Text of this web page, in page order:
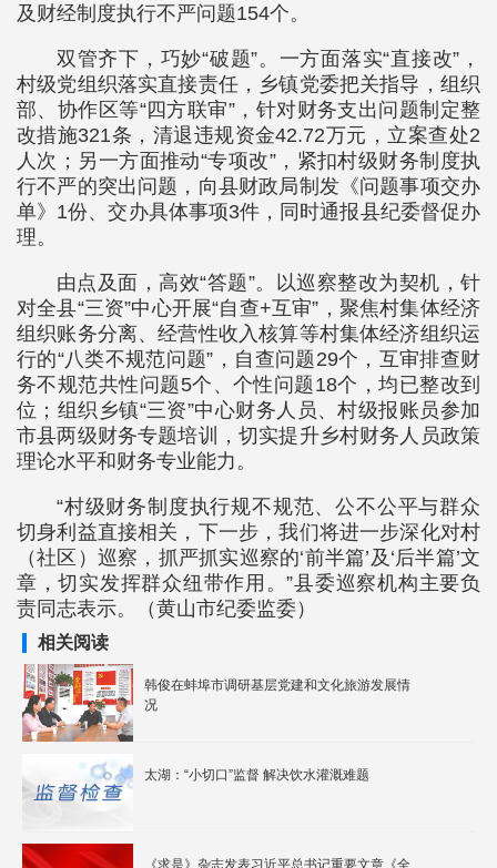
及财经制度执行不严问题154个。
双管齐下，巧妙“破题”。一方面落实“直接改”，
村级党组织落实直接责任，乡镇党委把关指导，组织
部、协作区等“四方联审”，针对财务支出问题制定整
改措施321条，清退违规资金42.72万元，立案查处2
人次；另一方面推动“专项改”，紧扣村级财务制度执
行不严的突出问题，向县财政局制发《问题事项交办
单》1份、交办具体事项3件，同时通报县纪委督促办
理。
由点及面，高效“答题”。以巡察整改为契机，针
对全县“三资”中心开展“自查+互审”，聚焦村集体经济
组织账务分离、经营性收入核算等村集体经济组织运
行的“八类不规范问题”，自查问题29个，互审排查财
务不规范共性问题5个、个性问题18个，均已整改到
位；组织乡镇“三资”中心财务人员、村级报账员参加
市县两级财务专题培训，切实提升乡村财务人员政策
理论水平和财务专业能力。
“村级财务制度执行规不规范、公不公平与群众
切身利益直接相关，下一步，我们将进一步深化对村
（社区）巡察，抓严抓实巡察的‘前半篇’及‘后半篇’文
章，切实发挥群众纽带作用。”县委巡察机构主要负
责同志表示。（黄山市纪委监委）
相关阅读
韩俊在蚌埠市调研基层党建和文化旅游发展情
况
太湖：“小切口”监督 解决饮水灌溉难题
《求是》杂志发表习近平总书记重要文章《全